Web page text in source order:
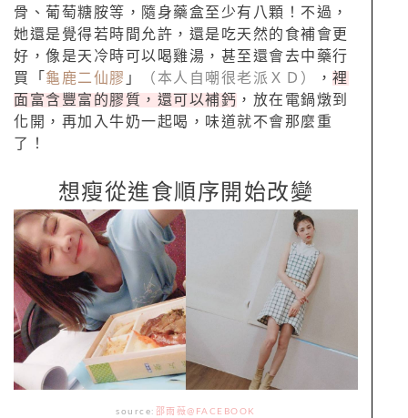
骨、葡萄糖胺等，隨身藥盒至少有八顆！ 不過，
她還是覺得若時間允許，還是吃天然的食補會更
好，像是天冷時可以喝雞湯，甚至還會去中藥行
買「 龜鹿二仙膠 」 （本人自嘲很老派ＸＤ） ， 裡
面富含豐富的膠質，還可以補鈣 ，放在電鍋燉到
化開，再加入牛奶一起喝，味道就不會那麼重
了！
想瘦從進食順序開始改變
source: 邵雨薇@FACEBOOK